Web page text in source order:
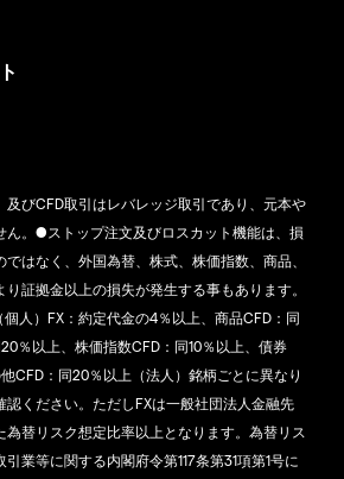
びCFD取引はレバレッジ取引であり、元本や
ん。●ストップ注文及びロスカット機能は、損
はなく、外国為替、株式、株価指数、商品、
証拠金以上の損失が発生する事もあります。
人）FX：約定代金の4％以上、商品CFD：同
％以上、株価指数CFD：同10％以上、債券
CFD：同20％以上（法人）銘柄ごとに異なり
認ください。ただしFXは一般社団法人金融先
為替リスク想定比率以上となります。為替リス
業等に関する内閣府令第117条第31項第1号に